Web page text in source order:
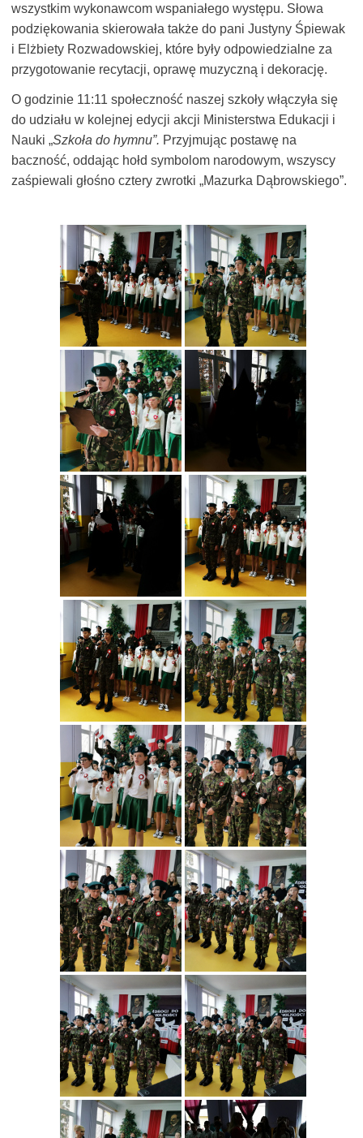
wszystkim wykonawcom wspaniałego występu. Słowa
podziękowania skierowała także do pani Justyny Śpiewak
i Elżbiety Rozwadowskiej, które były odpowiedzialne za
przygotowanie recytacji, oprawę muzyczną i dekorację.
O godzinie 11:11 społeczność naszej szkoły włączyła się
do udziału w kolejnej edycji akcji Ministerstwa Edukacji i
Nauki „Szkoła do hymnu”. Przyjmując postawę na
baczność, oddając hołd symbolom narodowym, wszyscy
zaśpiewali głośno cztery zwrotki „Mazurka Dąbrowskiego”.